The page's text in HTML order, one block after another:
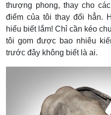
thượng phong, thay cho
điểm của tôi thay đổi hẳn.
hiểu biết lắm! Chỉ cần kéo
tôi gom được bao nhiêu
trước đây không biết là ai.